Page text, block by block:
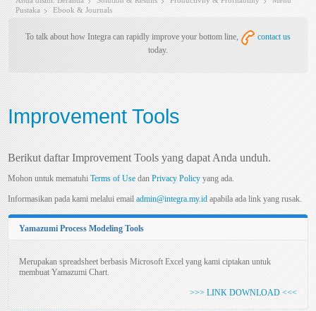
Pustaka
Ebook & Journals
To talk about how Integra can rapidly improve your bottom line,
contact us
today.
Improvement Tools
Berikut daftar Improvement Tools yang dapat Anda unduh.
Mohon untuk mematuhiTerms of Use danPrivacy Policy yang ada.
Informasikan pada kami melalui emailadmin@integra.my.id apabila ada link yang rusak.
Yamazumi Process Modeling Tools
Merupakan spreadsheet berbasis Microsoft Excel yang kami ciptakan untuk
membuat Yamazumi Chart.
>>> LINK DOWNLOAD <<<